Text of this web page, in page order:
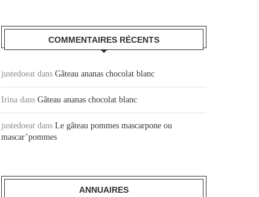
COMMENTAIRES RÉCENTS
justedoeat dans Gâteau ananas chocolat blanc
Irina dans Gâteau ananas chocolat blanc
justedoeat dans Le gâteau pommes mascarpone ou
mascar’pommes
ANNUAIRES